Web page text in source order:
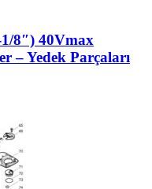
8″) 40Vmax
– Yedek Parçaları